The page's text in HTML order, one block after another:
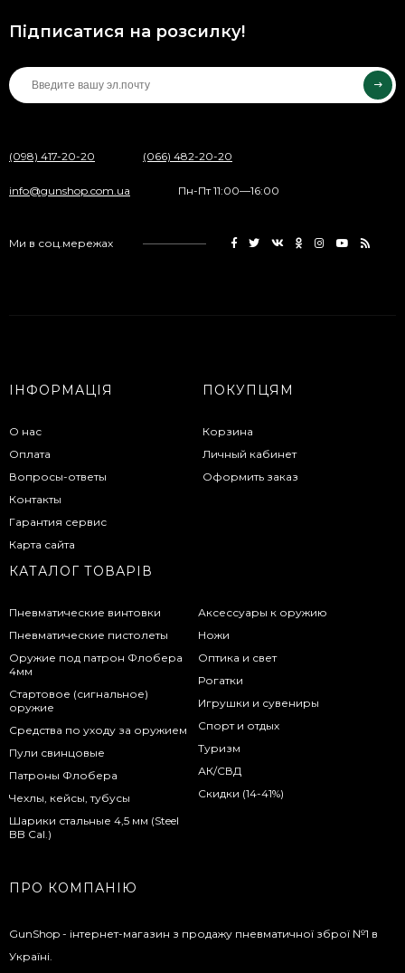
Підписатися на розсилку!
(098) 417-20-20 (066) 482-20-20
info@gunshop.com.ua Пн-Пт 11:00—16:00
Ми в соц.мережах
ІНФОРМАЦІЯ
О нас
Оплата
Вопросы-ответы
Контакты
Гарантия сервис
Карта сайта
ПОКУПЦЯМ
Корзина
Личный кабинет
Оформить заказ
КАТАЛОГ ТОВАРІВ
Пневматические винтовки
Пневматические пистолеты
Оружие под патрон Флобера
4мм
Стартовое (сигнальное)
оружие
Средства по уходу за оружием
Пули свинцовые
Патроны Флобера
Чехлы, кейсы, тубусы
Шарики стальные 4,5 мм (Steel
BB Cal.)
Аксессуары к оружию
Ножи
Оптика и свет
Рогатки
Игрушки и сувениры
Спорт и отдых
Туризм
АК/СВД
Скидки (14-41%)
ПРО КОМПАНІЮ
GunShop - інтернет-магазин з продажу пневматичної зброї №1 в
Україні.